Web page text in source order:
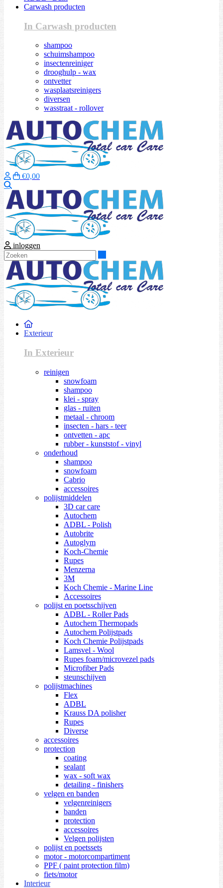
Carwash producten
In Carwash producten
shampoo
schuimshampoo
insectenreiniger
drooghulp - wax
ontvetter
wasplaatsreinigers
diversen
wasstraat - rollover
€0,00
inloggen
Exterieur
In Exterieur
reinigen
snowfoam
shampoo
klei - spray
glas - ruiten
metaal - chroom
insecten - hars - teer
ontvetten - apc
rubber - kunststof - vinyl
onderhoud
shampoo
snowfoam
Cabrio
accessoires
polijstmiddelen
3D car care
Autochem
ADBL - Polish
Autobrite
Autoglym
Koch-Chemie
Rupes
Menzerna
3M
Koch Chemie - Marine Line
Accessoires
polijst en poetsschijven
ADBL - Roller Pads
Autochem Thermopads
Autochem Polijstpads
Koch Chemie Polijstpads
Lamsvel - Wool
Rupes foam/microvezel pads
Microfiber Pads
steunschijven
polijstmachines
Flex
ADBL
Krauss DA polisher
Rupes
Diverse
accessoires
protection
coating
sealant
wax - soft wax
detailing - finishers
velgen en banden
velgenreinigers
banden
protection
accessoires
Velgen polijsten
polijst en poetssets
motor - motorcompartiment
PPF ( paint protection film)
fiets/motor
Interieur